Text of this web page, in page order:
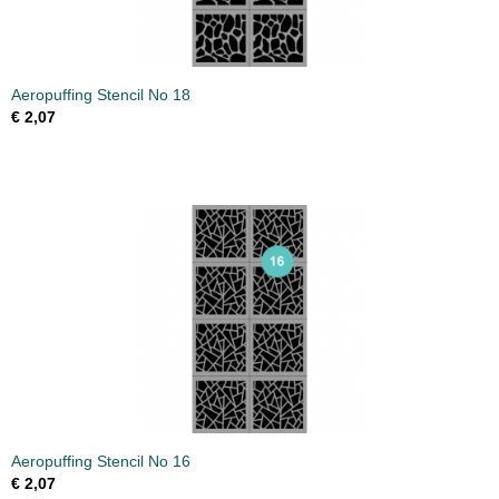
Aeropuffing Stencil No 18
€ 2,07
Aeropuffing Stencil No 16
€ 2,07